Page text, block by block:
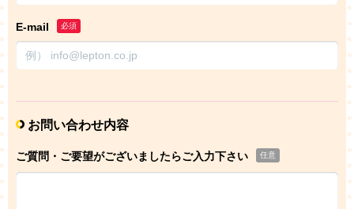
E-mail 必須
お問い合わせ内容
ご質問・ご要望がございましたらご入力下さい 任意